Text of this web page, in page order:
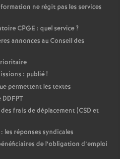
ne régit pas les services
CPGE : quel service?
annonces au Conseil des
: publié!
permettent les textes
frais de déplacement (CSD et
les réponses syndicales
de l’obligation d’emploi